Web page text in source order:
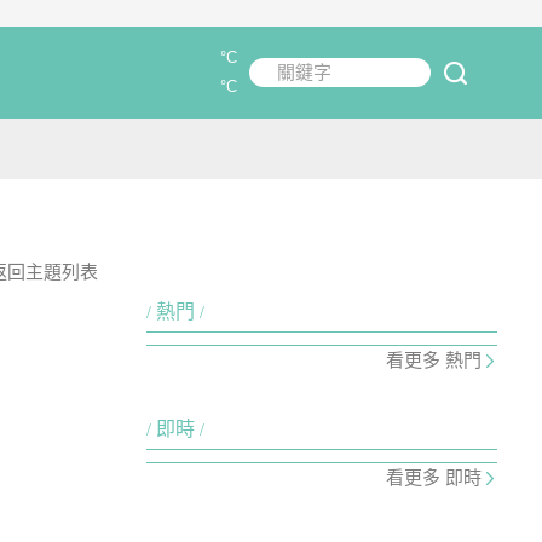
關鍵字
°C
°C
回主題列表
熱門
看更多 熱門
即時
看更多 即時